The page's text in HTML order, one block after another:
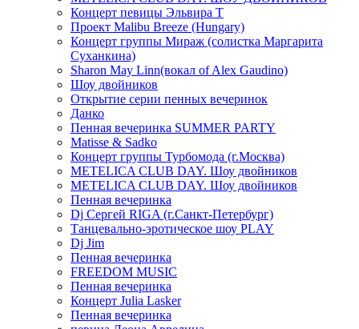
Концерт певицы Эльвира Т
Проект Malibu Breeze (Hungary)
Концерт группы Мираж (солистка Маргарита
Суханкина)
Sharon May Linn(вокал of Alex Gaudino)
Шоу двойников
Открытие серии пенных вечеринок
Данко
Пенная вечеринка SUMMER PARTY
Matisse & Sadko
Концерт группы Турбомода (г.Москва)
METELICA CLUB DAY. Шоу двойников
METELICA CLUB DAY. Шоу двойников
Пенная вечеринка
Dj Сергей RIGA (г.Санкт-Петербург)
Танцевально-эротическое шоу PLAY
Dj Jim
Пенная вечеринка
FREEDOM MUSIC
Пенная вечеринка
Концерт Julia Lasker
Пенная вечеринка